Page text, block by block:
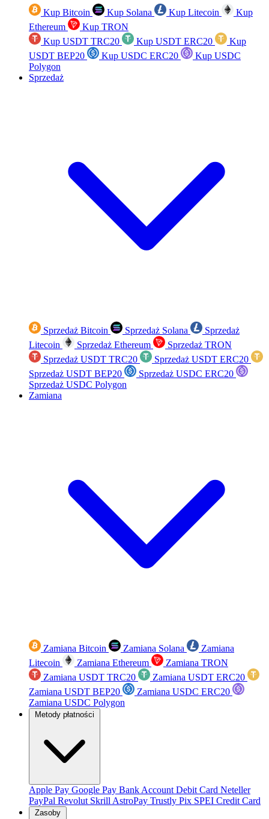
Kup Bitcoin Kup Solana Kup Litecoin
Kup
Ethereum
Kup TRON
Kup USDT TRC20
Kup USDT ERC20
Kup
USDT BEP20
Kup USDC ERC20
Kup USDC
Polygon
Sprzedaż
Sprzedaż Bitcoin Sprzedaż Solana
Sprzedaż
Litecoin
Sprzedaż Ethereum
Sprzedaż TRON
Sprzedaż USDT TRC20
Sprzedaż USDT ERC20
Sprzedaż USDT BEP20
Sprzedaż USDC ERC20
Sprzedaż USDC Polygon
Zamiana
Zamiana Bitcoin Zamiana Solana
Zamiana
Litecoin
Zamiana Ethereum
Zamiana TRON
Zamiana USDT TRC20
Zamiana USDT ERC20
Zamiana USDT BEP20
Zamiana USDC ERC20
Zamiana USDC Polygon
Metody płatności
Apple Pay Google Pay Bank Account Debit Card Neteller
PayPal Revolut Skrill AstroPay Trustly Pix SPEI Credit Card
Zasoby